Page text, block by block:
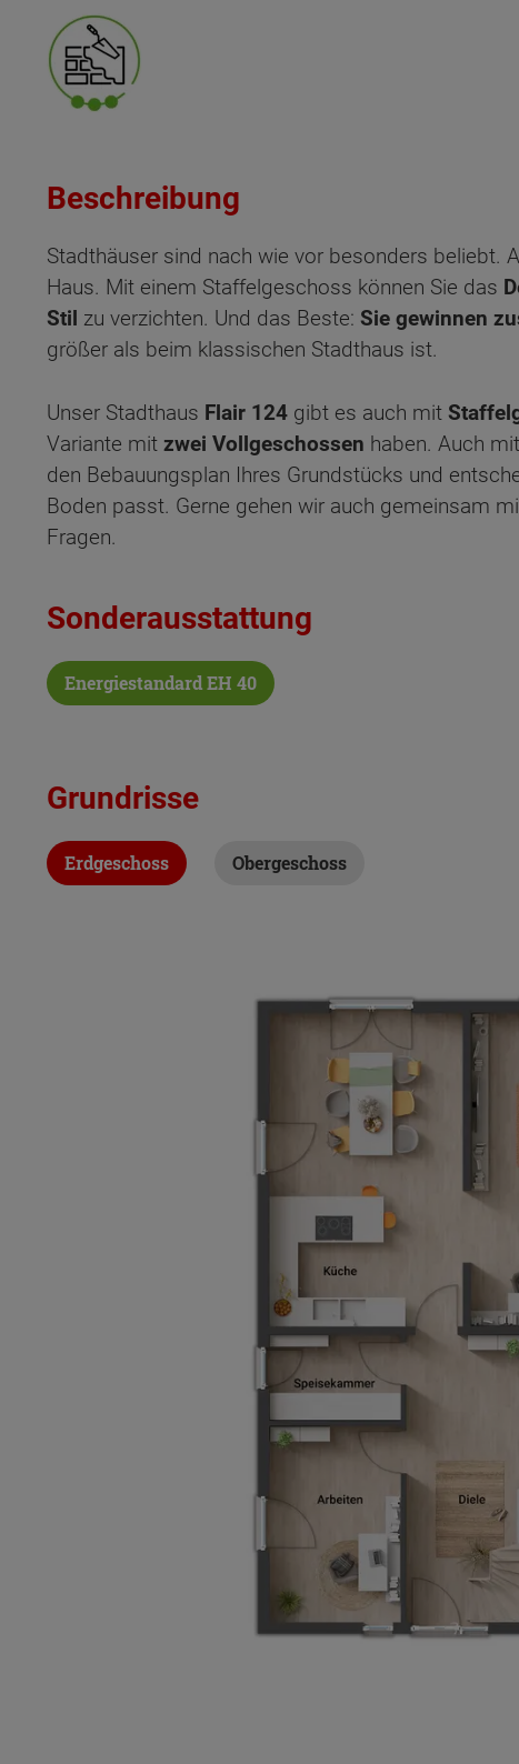
Beschreibung
Stadthäuser sind nach wie vor besonders beliebt.
Haus. Mit einem Staffelgeschoss können Sie das
Stil zu verzichten. Und das Beste: Sie gewinnen
größer als beim klassischen Stadthaus ist.
Unser Stadthaus Flair 124 gibt es auch mit
Variante mit zwei Vollgeschossen haben. Auch
den Bebauungsplan Ihres Grundstücks und
Boden passt. Gerne gehen wir auch gemeinsam
Fragen.
Sonderausstattung
Energiestandard EH 40
Basisinformation
Grundrisse
Erdgeschoss Obergeschoss